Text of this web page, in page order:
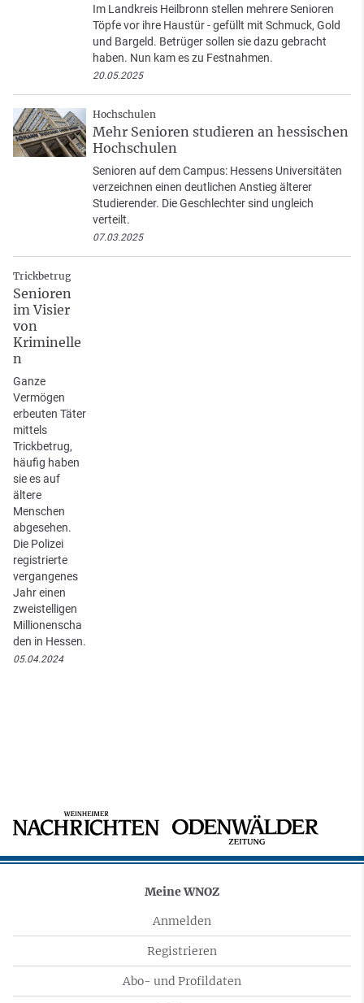
Im Landkreis Heilbronn stellen mehrere Senioren
Töpfe vor ihre Haustür - gefüllt mit Schmuck, Gold
und Bargeld. Betrüger sollen sie dazu gebracht
haben. Nun kam es zu Festnahmen.
20.05.2025
Hochschulen
Mehr Senioren studieren an hessischen
Hochschulen
Senioren auf dem Campus: Hessens Universitäten
verzeichnen einen deutlichen Anstieg älterer
Studierender. Die Geschlechter sind ungleich
verteilt.
07.03.2025
Trickbetrug
Senioren
im Visier
von
Kriminelle
n
Ganze
Vermögen
erbeuten Täter
mittels
Trickbetrug,
häufig haben
sie es auf
ältere
Menschen
abgesehen.
Die Polizei
registrierte
vergangenes
Jahr einen
zweistelligen
Millionenscha
den in Hessen.
05.04.2024
Meine WNOZ
Anmelden
Registrieren
Abo- und Profildaten